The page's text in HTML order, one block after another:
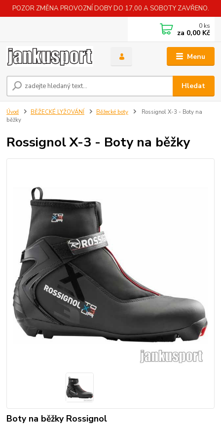
POZOR ZMĚNA PROVOZNÍ DOBY DO 17,00 A SOBOTY ZAVŘENO.
Menu
Hledat
0 ks
za 0,00 Kč
Úvod BĚŽECKÉ LYŽOVÁNÍ Běžecké boty
Rossignol X-3 - Boty na
běžky
Rossignol X-3 - Boty na běžky
Boty na běžky Rossignol